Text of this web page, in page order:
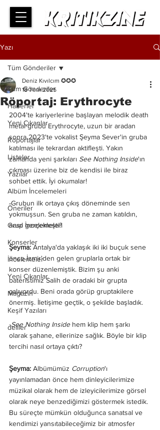
Yazı
Tüm Gönderiler
Haberler
Yeni Çıkanlar
Röportajlar
Listeler
Yazılar
Albüm İncelemeleri
Öneriler
Grup İncelemeleri
Konserler
İncelemeler
Yeni Çıkanlar
Magazin
Keşif Yazıları
deliler
Tüm Gönderiler
Röportaj: Erythrocyte
Deniz Kıvılcım ✪✪✪
18 Tem 2025
2004'te kariyerlerine başlayan melodik death
metal grubu Erythrocyte, uzun bir aradan
sonra 2023'te vokalist Şeyma Sever'in gruba
katılması ile tekrardan aktifleşti. Yakın
zamanda yeni şarkıları See Nothing Inside'ın
çıkması üzerine biz de kendisi ile biraz
sohbet ettik. İyi okumalar!
-Grubun ilk ortaya çıkış döneminde sen
yokmuşsun. Sen gruba ne zaman katıldın,
nasıl gerçekleşti?
Şeyma: Antalya'da yaklaşık iki iki buçuk sene
önce İzmir'den gelen gruplarla ortak bir
konser düzenlemiştik. Bizim şu anki
bateristimiz Salih de oradaki bir grupta
çalıyordu. Beni orada görüp gruptakilere
önermiş. İletişime geçtik, o şekilde başladık.
-See Nothing Inside hem klip hem şarkı
olarak şahane, ellerinize sağlık. Böyle bir klip
tercihi nasıl ortaya çıktı?
Şeyma: Albümümüz Corruption'ı
yayınlamadan önce hem dinleyicilerimize
müzikal olarak hem de izleyicilerimize görsel
olarak neye benzediğimizi göstermek istedik.
Bu süreçte mümkün olduğunca sanatsal ve
kendimizi yansıtabileceğimiz bir atmosfer